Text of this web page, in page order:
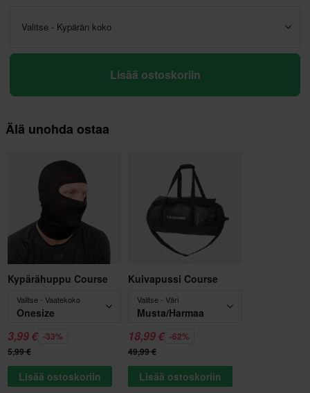
Valitse - Kypärän koko
Lisää ostoskoriin
Älä unohda ostaa
Kypärähuppu Course
Valitse - Vaatekoko
Onesize
3,99 € -33%
5,99 €
Lisää ostoskoriin
Kuivapussi Course
Valitse - Väri
Musta/Harmaa
18,99 € -62%
49,99 €
Lisää ostoskoriin